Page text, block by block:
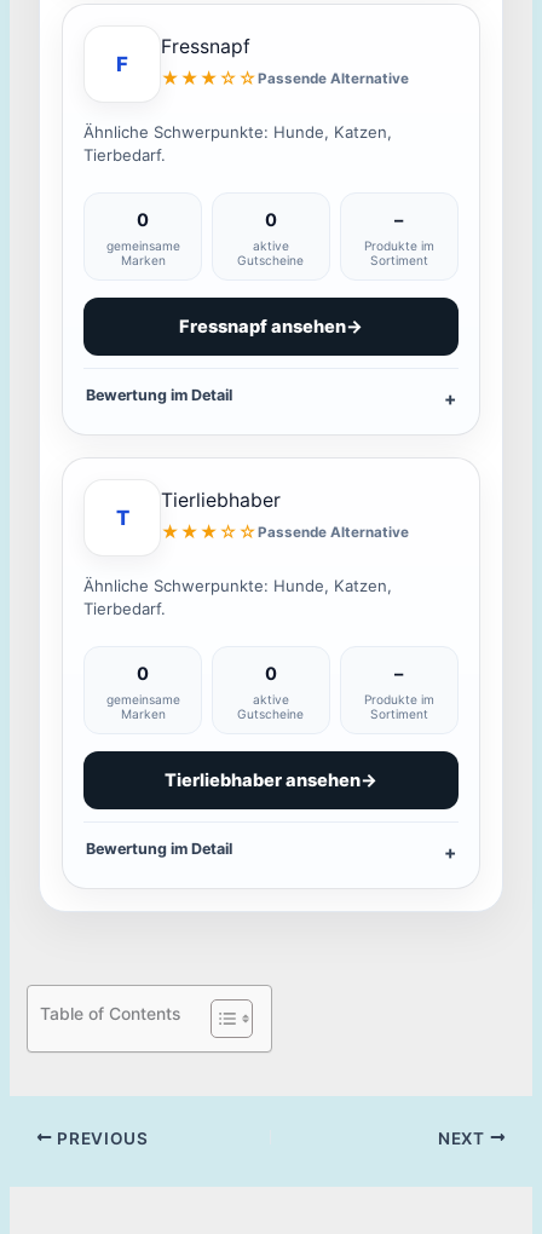
F
Fressnapf
★★★☆☆Passende Alternative
Ähnliche Schwerpunkte: Hunde, Katzen,
Tierbedarf.
0
gemeinsame
Marken
0
aktive
Gutscheine
–
Produkte im
Sortiment
Fressnapf ansehen→
Bewertung im Detail
T
Tierliebhaber
★★★☆☆Passende Alternative
Ähnliche Schwerpunkte: Hunde, Katzen,
Tierbedarf.
0
gemeinsame
Marken
0
aktive
Gutscheine
–
Produkte im
Sortiment
Tierliebhaber ansehen→
Bewertung im Detail
Table of Contents
PREVIOUS NEXT